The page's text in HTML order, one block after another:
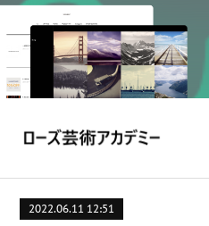
2022.06.11 12:51